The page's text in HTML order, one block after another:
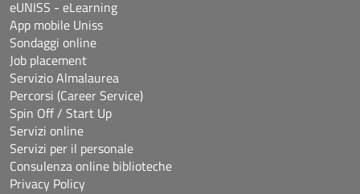
eUNISS - eLearning
App mobile Uniss
Sondaggi online
Job placement
Servizio Almalaurea
Percorsi (Career Service)
Spin Off / Start Up
Servizi online
Servizi per il personale
Consulenza online biblioteche
Privacy Policy